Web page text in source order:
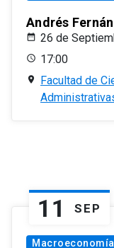
Andrés
26 de
17:00
Facultad de
11 SEP
Macroeconomía